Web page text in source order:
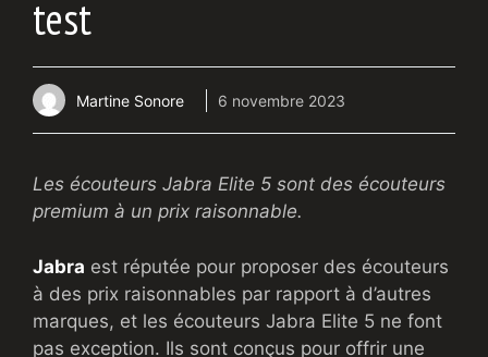
test
Martine Sonore 6 novembre 2023
Les écouteurs Jabra Elite 5 sont des écouteurs
premium à un prix raisonnable.
Jabra est réputée pour proposer des écouteurs
à des prix raisonnables par rapport à d’autres
marques, et les écouteurs Jabra Elite 5 ne font
pas exception. Ils sont conçus pour offrir une